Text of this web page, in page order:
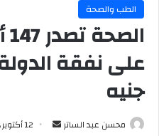
الطب والصحة
جنيه
محسن عبد الساتر
أرسل 12 أكتوبر، 2017